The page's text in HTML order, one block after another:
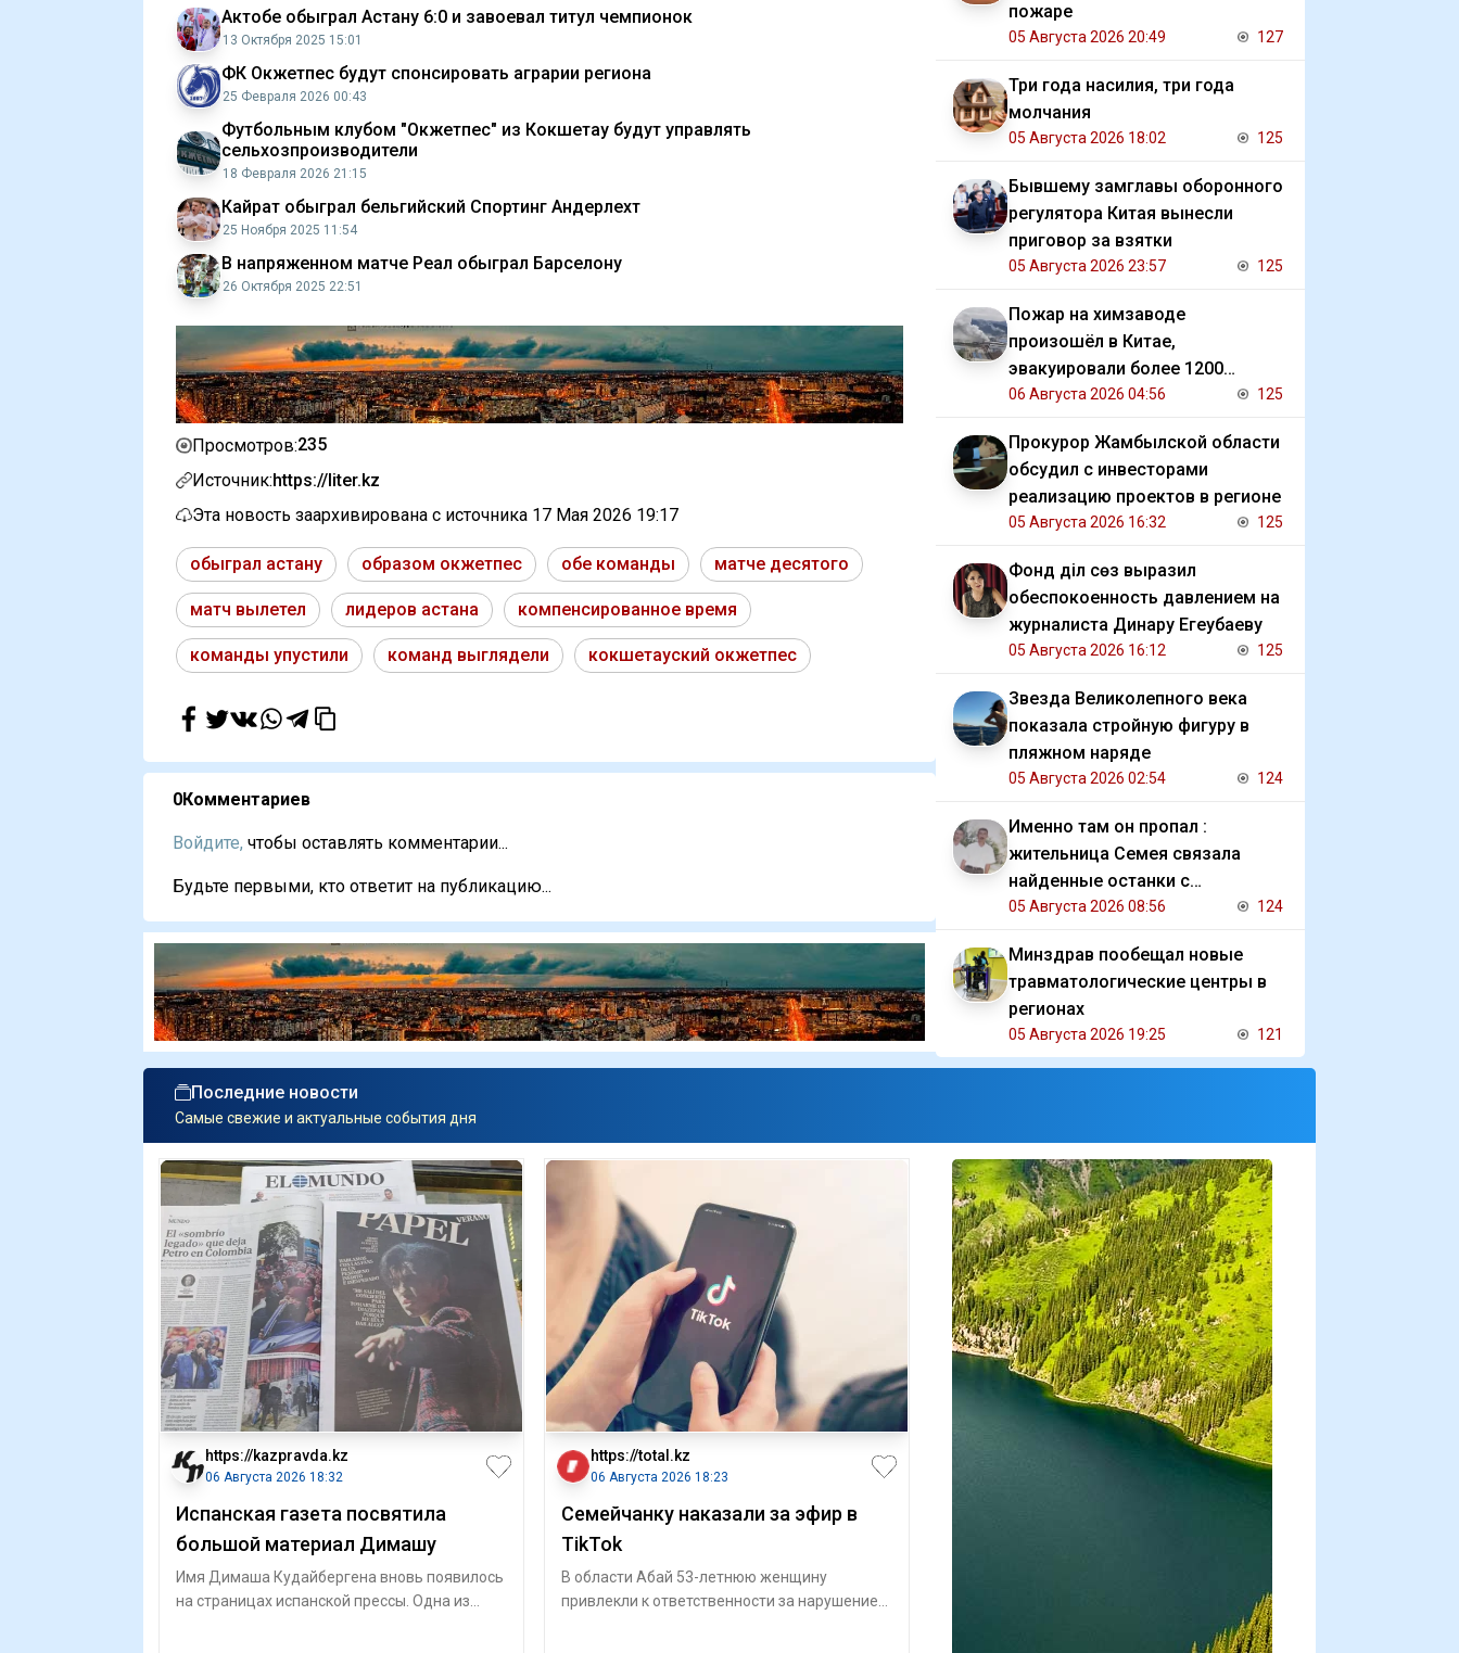
Актобе обыграл Астану 6:0 и завоевал титул чемпионок
13 Октября 2025 15:01
ФК Окжетпес будут спонсировать аграрии региона
25 Февраля 2026 00:43
Футбольным клубом "Окжетпес" из Кокшетау будут управлять
сельхозпроизводители
18 Февраля 2026 21:15
Кайрат обыграл бельгийский Спортинг Андерлехт
25 Ноября 2025 11:54
В напряженном матче Реал обыграл Барселону
26 Октября 2025 22:51
Просмотров:235
Источник:https://liter.kz
Эта новость заархивирована с источника 17 Мая 2026 19:17
обыграл астану образом окжетпес обе команды матче десятого
матч вылетел лидеров астана компенсированное время
команды упустили команд выглядели кокшетауский окжетпес
0Комментариев
Войдите, чтобы оставлять комментарии...
Будьте первыми, кто ответит на публикацию...
пожаре
05 Августа 2026 20:49 127
Три года насилия, три года
молчания
05 Августа 2026 18:02 125
Бывшему замглавы оборонного
регулятора Китая вынесли
приговор за взятки
05 Августа 2026 23:57 125
Пожар на химзаводе
произошёл в Китае,
эвакуировали более 1200
человек
06 Августа 2026 04:56 125
Прокурор Жамбылской области
обсудил с инвесторами
реализацию проектов в регионе
05 Августа 2026 16:32 125
Фонд Әділ сөз выразил
обеспокоенность давлением на
журналиста Динару Егеубаеву
05 Августа 2026 16:12 125
Звезда Великолепного века
показала стройную фигуру в
пляжном наряде
05 Августа 2026 02:54 124
Именно там он пропал :
жительница Семея связала
найденные останки с
исчезновением отца
05 Августа 2026 08:56 124
Минздрав пообещал новые
травматологические центры в
регионах
05 Августа 2026 19:25 121
Последние новости
Самые свежие и актуальные события дня
https://kazpravda.kz
06 Августа 2026 18:32
Испанская газета посвятила
большой материал Димашу
Имя Димаша Кудайбергена вновь появилось
на страницах испанской прессы. Одна из
https://total.kz
06 Августа 2026 18:23
Семейчанку наказали за эфир в
TikTok
В области Абай 53-летнюю женщину
привлекли к ответственности за нарушение